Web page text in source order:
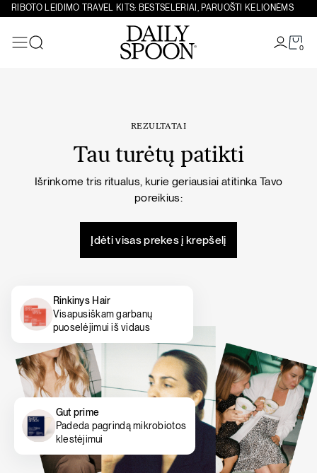
Eiti prie turinio
RIBOTO LEIDIMO TRAVEL KITS: BESTSELERIAI, PARUOŠTI KELIONĖMS
0
REZULTATAI
Tau turėtų patikti
Išrinkome tris ritualus, kurie geriausiai atitinka Tavo
poreikius:
Įdėti visas prekes į krepšelį
Rinkinys Hair
Visapusiškam garbanų
puoselėjimui iš vidaus
Gut prime
Padeda pagrindą mikrobiotos
klestėjimui